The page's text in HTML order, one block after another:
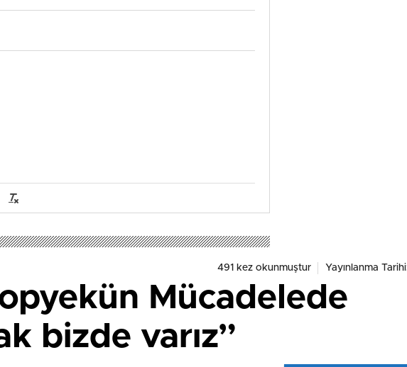
491 kez okunmuştur Yayınlanma
Mücadelede
bizde varız”